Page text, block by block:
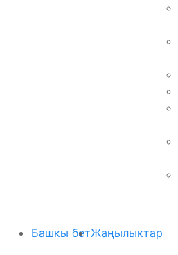
Башкы бетЖаңылыктар